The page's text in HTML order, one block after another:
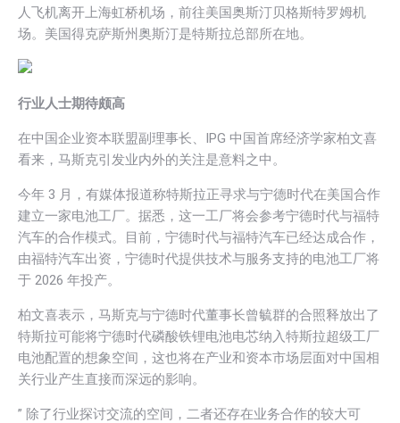
人飞机离开上海虹桥机场，前往美国奥斯汀贝格斯特罗姆机
场。美国得克萨斯州奥斯汀是特斯拉总部所在地。
行业人士期待颇高
在中国企业资本联盟副理事长、IPG 中国首席经济学家柏文喜
看来，马斯克引发业内外的关注是意料之中。
今年 3 月，有媒体报道称特斯拉正寻求与宁德时代在美国合作
建立一家电池工厂。据悉，这一工厂将会参考宁德时代与福特
汽车的合作模式。目前，宁德时代与福特汽车已经达成合作，
由福特汽车出资，宁德时代提供技术与服务支持的电池工厂将
于 2026 年投产。
柏文喜表示，马斯克与宁德时代董事长曾毓群的合照释放出了
特斯拉可能将宁德时代磷酸铁锂电池电芯纳入特斯拉超级工厂
电池配置的想象空间，这也将在产业和资本市场层面对中国相
关行业产生直接而深远的影响。
” 除了行业探讨交流的空间，二者还存在业务合作的较大可